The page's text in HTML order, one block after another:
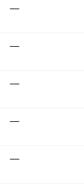
—
—
—
—
—